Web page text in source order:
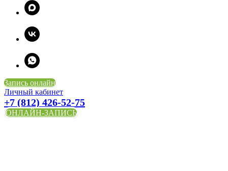
Запись онлайн
Личный кабинет
+7 (812) 426-52-75
ОНЛАЙН-ЗАПИСЬ